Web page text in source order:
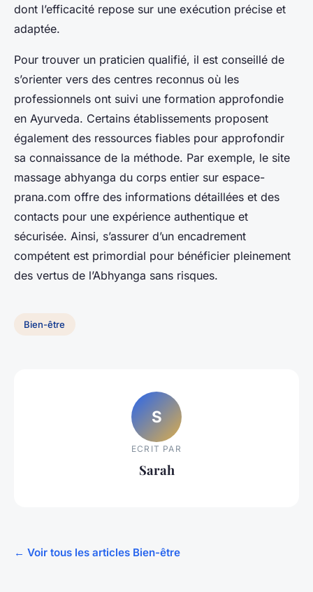
dont l’efficacité repose sur une exécution précise et
adaptée.
Pour trouver un praticien qualifié, il est conseillé de
s’orienter vers des centres reconnus où les
professionnels ont suivi une formation approfondie
en Ayurveda. Certains établissements proposent
également des ressources fiables pour approfondir
sa connaissance de la méthode. Par exemple, le site
massage abhyanga du corps entier sur espace-
prana.com offre des informations détaillées et des
contacts pour une expérience authentique et
sécurisée. Ainsi, s’assurer d’un encadrement
compétent est primordial pour bénéficier pleinement
des vertus de l’Abhyanga sans risques.
Bien-être
S
ECRIT PAR
Sarah
← Voir tous les articles Bien-être